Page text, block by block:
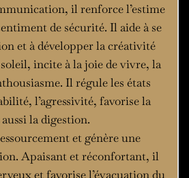
il renforce l’estime
de sécurité. Il aide à se
et à développer la créativité
incite à la joie de vivre, la
Il régule les états
l’agressivité, favorise la
la digestion.
et génère une
Apaisant et réconfortant, il
et favorise l’évacuation du